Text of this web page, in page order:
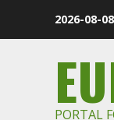
2026-08-08
PORTAL